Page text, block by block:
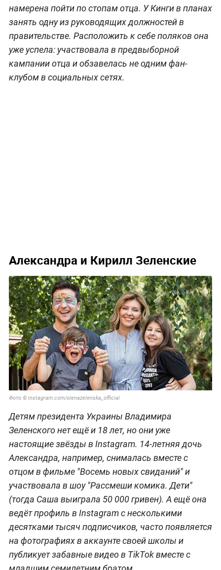
намерена пойти по стопам отца. У Кинги в планах
занять одну из руководящих должностей в
правительстве. Расположить к себе поляков она
уже успела: участвовала в предвыборной
кампании отца и обзавелась не одним фан-
клубом в социальных сетях.
Александра и Кирилл Зеленские
Фото © instagram.com/olenazelenska_official
Детям президента Украины Владимира
Зеленского нет ещё и 18 лет, но они уже
настоящие звёзды в Instagram. 14-летняя дочь
Александра, например, снималась вместе с
отцом в фильме "Восемь новых свиданий" и
участвовала в шоу "Рассмеши комика. Дети"
(тогда Саша выиграла 50 000 гривен). А ещё она
ведёт профиль в Instagram с несколькими
десятками тысяч подписчиков, часто появляется
на фотографиях в аккаунте своей школы и
публикует забавные видео в TikTok вместе с